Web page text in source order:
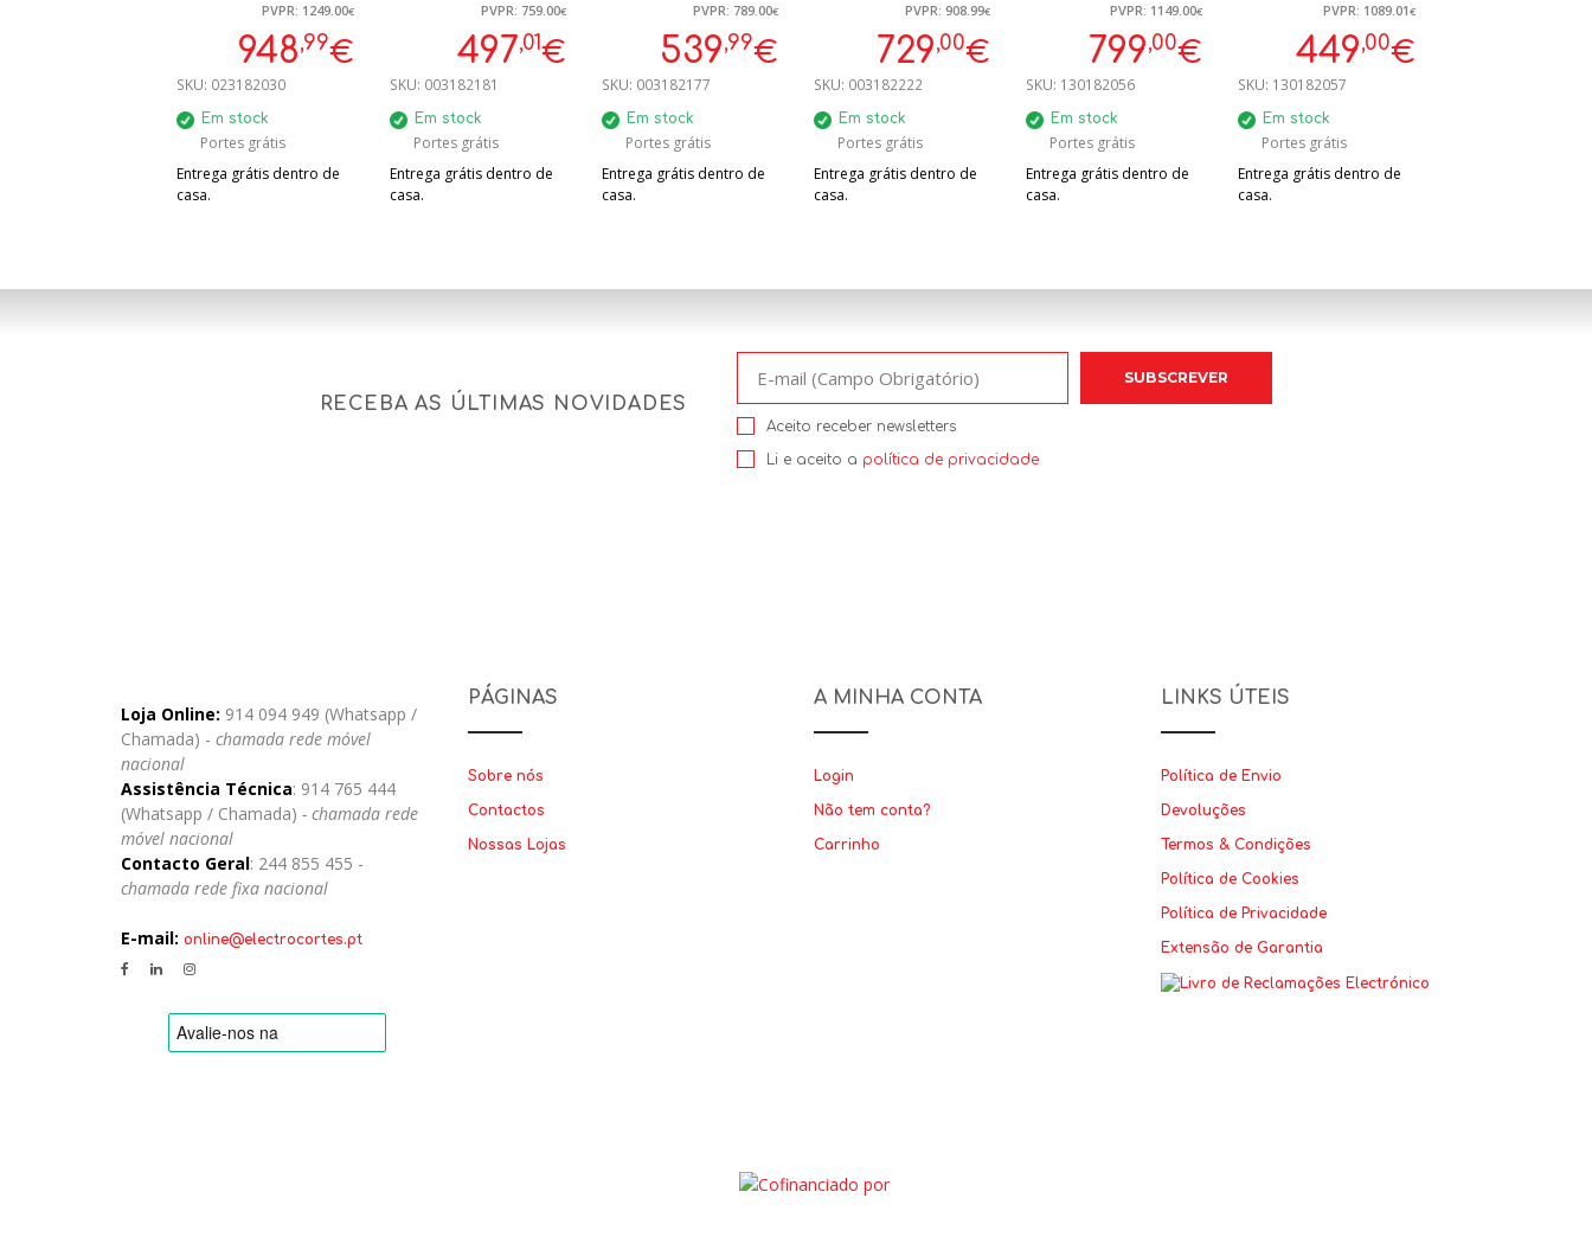
SN95EX11CE B 9L
HOME CONNECT
TOTAL ENCASTRE
OPENASSIST
PVPR: 1249.00€
948,99€
SKU: 023182030
Em stock
Portes grátis
Entrega grátis dentro de
casa.
SMS4EMW06E
BRANCO 14
CONJUNTOS
PVPR: 759.00€
497,01€
SKU: 003182181
Em stock
Portes grátis
Entrega grátis dentro de
casa.
SMS4EKI06E 13
TALHERES INOX B
HOME CONNECT
PVPR: 789.00€
539,99€
SKU: 003182177
Em stock
Portes grátis
Entrega grátis dentro de
casa.
SMV4ECX28E
ENCASTRE A 14
TALHERES HOME
CONNECT
PVPR: 908.99€
729,00€
SKU: 003182222
Em stock
Portes grátis
Entrega grátis dentro de
casa.
LIVRE, AÇO INOX,
PVPR: 1149.00€
799,00€
SKU: 130182056
Em stock
Portes grátis
Entrega grátis dentro de
casa.
TALHERES BRANCA
PVPR: 1089.01€
449,00€
SKU: 130182057
Em stock
Portes grátis
Entrega grátis dentro de
casa.
RECEBA AS ÚLTIMAS NOVIDADES
Aceito receber newsletters
Li e aceito a política de privacidade
Loja Online: 914 094 949 (Whatsapp /
Chamada) - chamada rede móvel
nacional
Assistência Técnica: 914 765 444
(Whatsapp / Chamada) - chamada rede
móvel nacional
Contacto Geral: 244 855 455 -
chamada rede fixa nacional
E-mail: online@electrocortes.pt
PÁGINAS
Sobre nós
Contactos
Nossas Lojas
A MINHA CONTA
Login
Não tem conta?
Carrinho
LINKS ÚTEIS
Política de Envio
Devoluções
Termos & Condições
Política de Cookies
Política de Privacidade
Extensão de Garantia